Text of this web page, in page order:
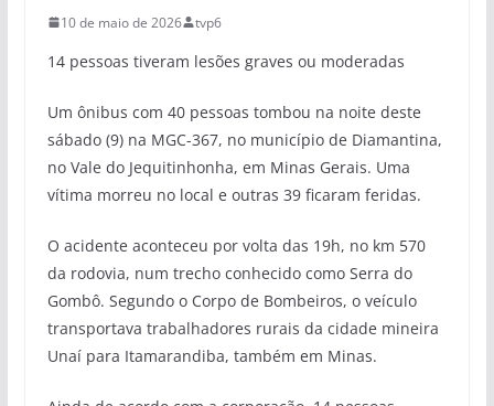
10 de maio de 2026 tvp6
14 pessoas tiveram lesões graves ou moderadas
Um ônibus com 40 pessoas tombou na noite deste
sábado (9) na MGC-367, no município de Diamantina,
no Vale do Jequitinhonha, em Minas Gerais. Uma
vítima morreu no local e outras 39 ficaram feridas.
O acidente aconteceu por volta das 19h, no km 570
da rodovia, num trecho conhecido como Serra do
Gombô. Segundo o Corpo de Bombeiros, o veículo
transportava trabalhadores rurais da cidade mineira
Unaí para Itamarandiba, também em Minas.